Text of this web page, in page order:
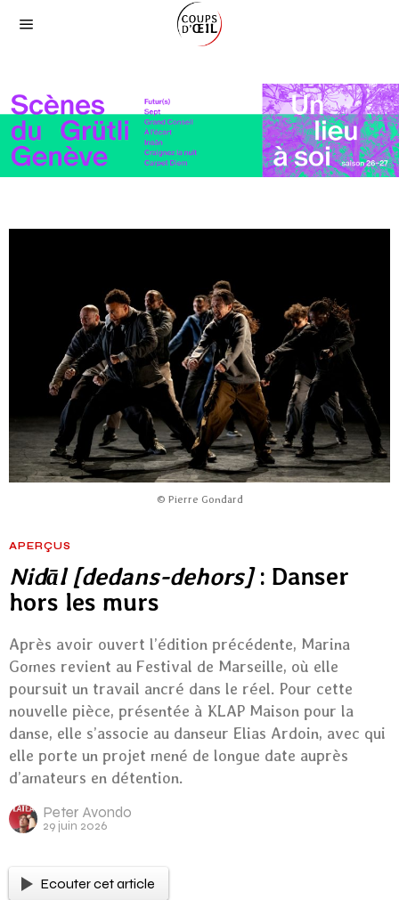
© Pierre Gondard
APERÇUS
Nidāl [dedans-dehors]: Danser
hors les murs
Après avoir ouvert l’édition précédente, Marina
Gomes revient au Festival de Marseille, où elle
poursuit un travail ancré dans le réel. Pour cette
nouvelle pièce, présentée à KLAP Maison pour la
danse, elle s’associe au danseur Elias Ardoin, avec qui
elle porte un projet mené de longue date auprès
d’amateurs en détention.
Peter Avondo
29 juin 2026
Ecouter cet article